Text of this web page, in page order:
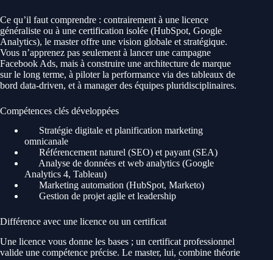
Ce qu’il faut comprendre : contrairement à une licence
généraliste ou à une certification isolée (HubSpot, Google
Analytics), le master offre une vision globale et stratégique.
Vous n’apprenez pas seulement à lancer une campagne
Facebook Ads, mais à construire une architecture de marque
sur le long terme, à piloter la performance via des tableaux de
bord data-driven, et à manager des équipes pluridisciplinaires.
Compétences clés développées
Stratégie digitale et planification marketing
omnicanale
Référencement naturel (SEO) et payant (SEA)
Analyse de données et web analytics (Google
Analytics 4, Tableau)
Marketing automation (HubSpot, Marketo)
Gestion de projet agile et leadership
Différence avec une licence ou un certificat
Une licence vous donne les bases ; un certificat professionnel
valide une compétence précise. Le master, lui, combine théorie